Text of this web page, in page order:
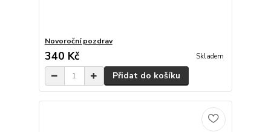
Novoroční pozdrav
340 Kč Skladem
Přidat do košíku